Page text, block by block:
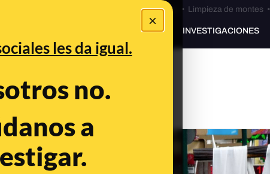
×
les da igual.
no.
a
Bulos Ceuta • Limpieza de montes•
PREBUNKING INVESTIGACIONES
Santa
PM